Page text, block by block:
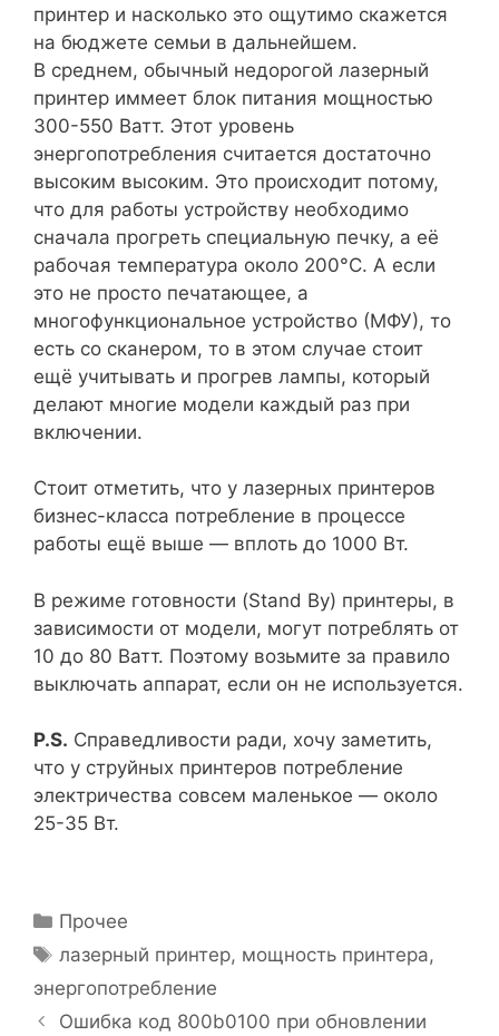
принтер и насколько это ощутимо скажется
на бюджете семьи в дальнейшем.
В среднем, обычный недорогой лазерный
принтер иммеет блок питания мощностью
300-550 Ватт. Этот уровень
энергопотребления считается достаточно
высоким высоким. Это происходит потому,
что для работы устройству необходимо
сначала прогреть специальную печку, а её
рабочая температура около 200°С. А если
это не просто печатающее, а
многофункциональное устройство (МФУ), то
есть со сканером, то в этом случае стоит
ещё учитывать и прогрев лампы, который
делают многие модели каждый раз при
включении.
Стоит отметить, что у лазерных принтеров
бизнес-класса потребление в процессе
работы ещё выше — вплоть до 1000 Вт.
В режиме готовности (Stand By) принтеры, в
зависимости от модели, могут потреблять от
10 до 80 Ватт. Поэтому возьмите за правило
выключать аппарат, если он не используется.
P.S. Справедливости ради, хочу заметить,
что у струйных принтеров потребление
электричества совсем маленькое — около
25-35 Вт.
Рубрики
Прочее
Метки
лазерный принтер, мощность принтера,
энергопотребление
Ошибка код 800b0100 при обновлении